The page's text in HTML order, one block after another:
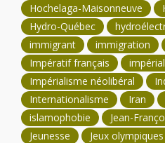
Hochelaga-Maisonneuve
Hydro-Québec
immigrant
immigration
Impératif français
Impérialisme néolibéral
Internationalisme
Iran
islamophobie
Jean-
Jeunesse
Jeux